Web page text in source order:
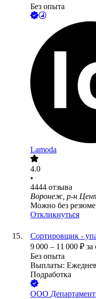
Без опыта
Lamoda
4.0
•
4444 отзыва
Воронеж, р-н
Можно без резюме
Откликнуться
Сортировщик -
9 000 – 11 000 ₽ за
Без опыта
Выплаты:
Подработка
ООО